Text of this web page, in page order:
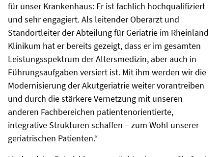
für unser Krankenhaus: Er ist fachlich hochqualifiziert
und sehr engagiert. Als leitender Oberarzt und
Standortleiter der Abteilung für Geriatrie im Rheinland
Klinikum hat er bereits gezeigt, dass er im gesamten
Leistungsspektrum der Altersmedizin, aber auch in
Führungsaufgaben versiert ist. Mit ihm werden wir die
Modernisierung der Akutgeriatrie weiter vorantreiben
und durch die stärkere Vernetzung mit unseren
anderen Fachbereichen patientenorientierte,
integrative Strukturen schaffen – zum Wohl unserer
geriatrischen Patienten.“